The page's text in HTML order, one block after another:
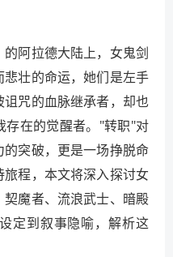
阿拉德大陆上，女鬼剑
壮的命运，她们是左手
咒的血脉继承者，却也
存在的觉醒者。"转职"对
突破，更是一场挣脱命
程，本文将深入探讨女
魔者、流浪武士、暗殿
定到叙事隐喻，解析这